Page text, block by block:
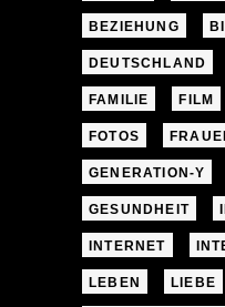
BEZIEHUNG
DEUTSCHLAND
FAMILIE FILM
FOTOS
GENERATION-Y
GESUNDHEIT
INTERNET
LEBEN LIEBE